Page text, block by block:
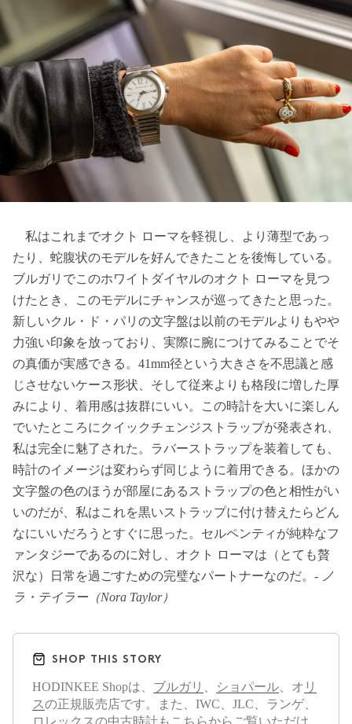
私はこれまでオクト ローマを軽視し、より薄型であっ
たり、蛇腹状のモデルを好んできたことを後悔している。
ブルガリでこのホワイトダイヤルのオクト ローマを見つ
けたとき、このモデルにチャンスが巡ってきたと思った。
新しいクル・ド・パリの文字盤は以前のモデルよりもやや
力強い印象を放っており、実際に腕につけてみることでそ
の真価が実感できる。41mm径という大きさを不思議と感
じさせないケース形状、そして従来よりも格段に増した厚
みにより、着用感は抜群にいい。この時計を大いに楽しん
でいたところにクイックチェンジストラップが発表され、
私は完全に魅了された。ラバーストラップを装着しても、
時計のイメージは変わらず同じように着用できる。ほかの
文字盤の色のほうが部屋にあるストラップの色と相性がい
いのだが、私はこれを黒いストラップに付け替えたらどん
なにいいだろうとすぐに思った。セルペンティが純粋なフ
ァンタジーであるのに対し、オクト ローマは（とても贅
沢な）日常を過ごすための完璧なパートナーなのだ。- ノ
ラ・テイラー（Nora Taylor）
SHOP THIS STORY
HODINKEE Shopは、 ブルガリ ショパール 、オ リ
スの正規販売店です。また、IWC、JLC、ランゲ、
ロレックスの中古時計も こちらからご覧いただけ